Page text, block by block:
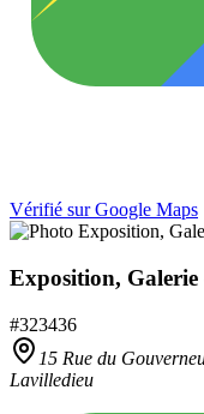
Vérifié sur Google Maps
Exposition, Galerie
#323436
15 Rue du
Lavilledieu